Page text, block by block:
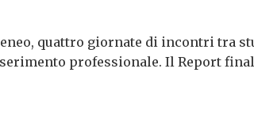
quattro giornate di incontri tra
professionale. Il Report